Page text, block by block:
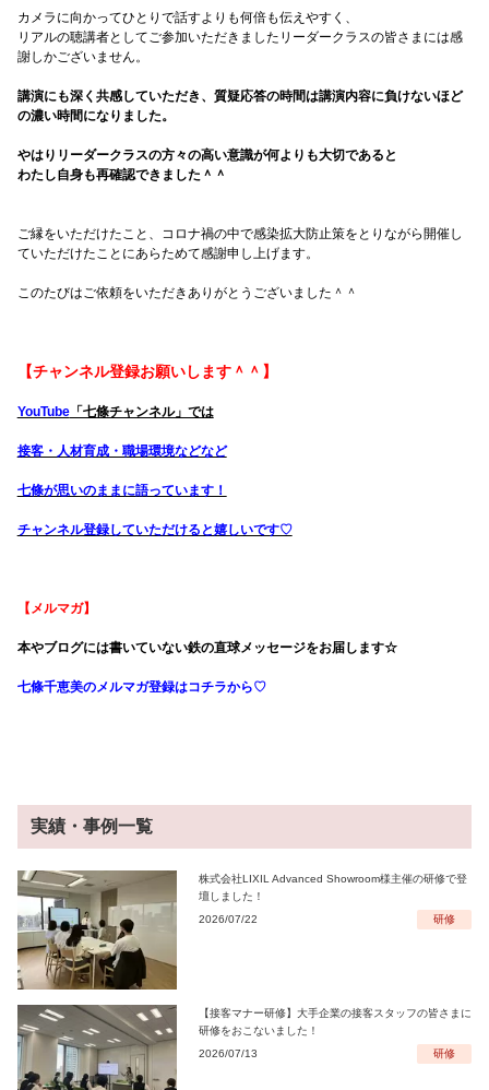
カメラに向かってひとりで話すよりも何倍も伝えやすく、
リアルの聴講者としてご参加いただきましたリーダークラスの皆さまには感
謝しかございません。
講演にも深く共感していただき、質疑応答の時間は講演内容に負けないほど
の濃い時間になりました。
やはりリーダークラスの方々の高い意識が何よりも大切であると
わたし自身も再確認できました＾＾
ご縁をいただけたこと、コロナ禍の中で感染拡大防止策をとりながら開催し
ていただけたことにあらためて感謝申し上げます。
このたびはご依頼をいただきありがとうございました＾＾
【チャンネル登録お願いします＾＾】
YouTube「七條チャンネル」では
接客・人材育成・職場環境などなど
七條が思いのままに語っています！
チャンネル登録していただけると嬉しいです♡
【メルマガ】
本やブログには書いていない鉄の直球メッセージをお届します☆
七條千恵美のメルマガ登録はコチラから♡
実績・事例一覧
株式会社LIXIL Advanced Showroom様主催の研修で登
壇しました！
2026/07/22
研修
【接客マナー研修】大手企業の接客スタッフの皆さまに
研修をおこないました！
2026/07/13
研修